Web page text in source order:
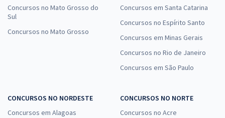
Concursos no Mato Grosso do
Sul
Concursos no Mato Grosso
Concursos em Santa Catarina
Concursos no Espírito Santo
Concursos em Minas Gerais
Concursos no Rio de Janeiro
Concursos em São Paulo
CONCURSOS NO NORDESTE
Concursos em Alagoas
CONCURSOS NO NORTE
Concursos no Acre